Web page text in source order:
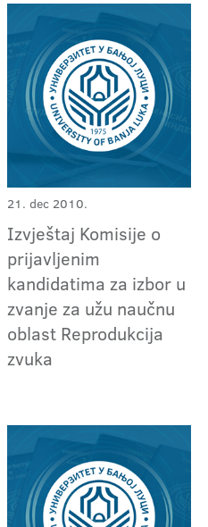
21. dec 2010.
Izvještaj Komisije o
prijavljenim
kandidatima za izbor u
zvanje za užu naučnu
oblast Reprodukcija
zvuka